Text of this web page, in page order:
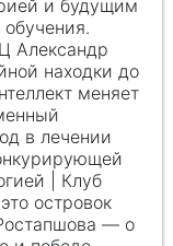
и будущим
обучения.
Александр
находки до
меняет
в лечении
| Клуб
островок
— о